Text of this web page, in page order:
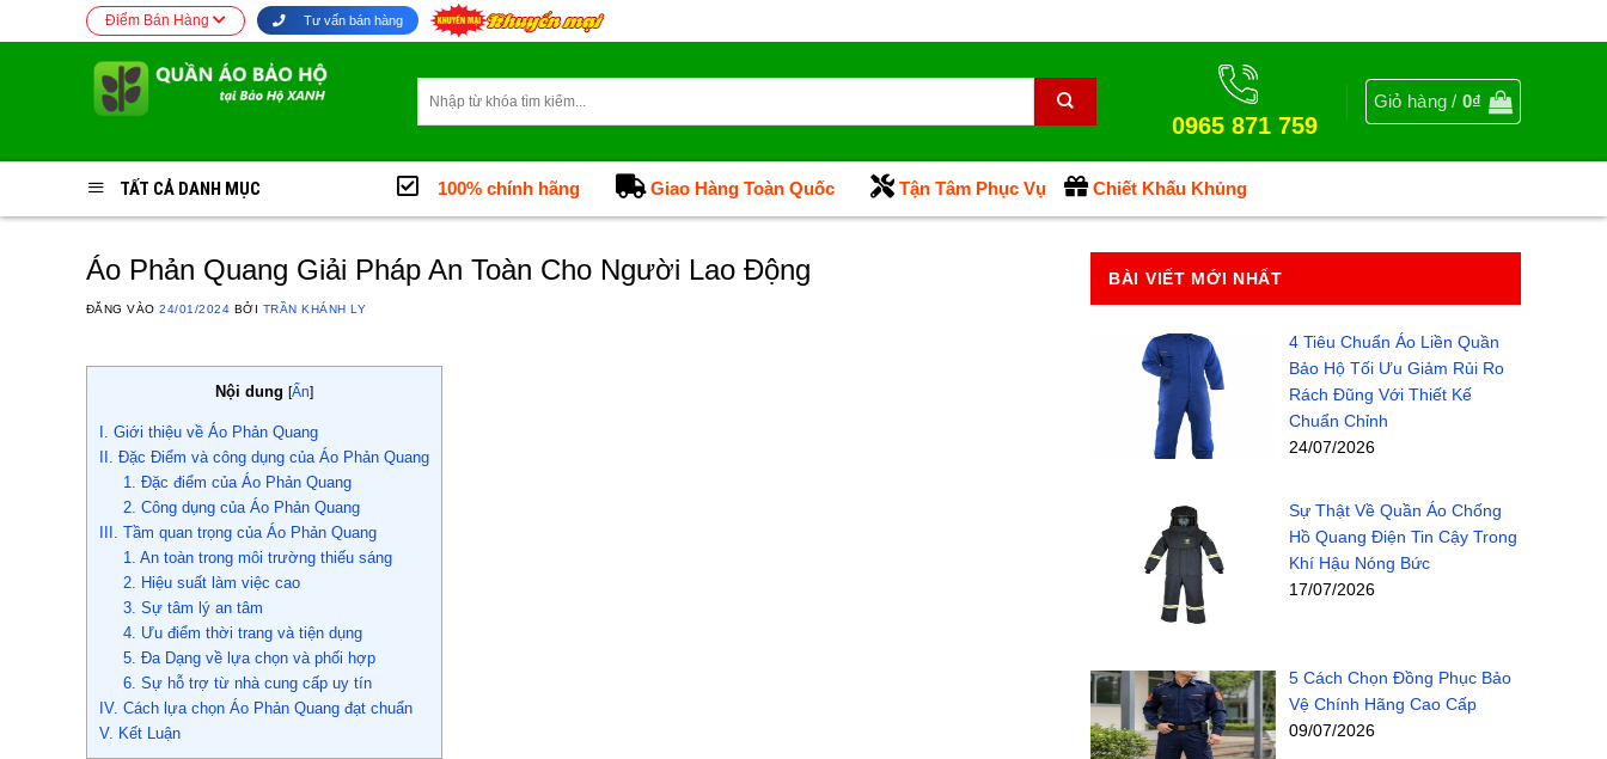
qua
Điểm Bán Hàng Tư vấn bán hàng
kiếm:
0965 871 759
Giỏ hàng /0₫
TẤT CẢ DANH MỤC 100% chính hãng Chiết Khấu Khủng
Giao Hàng Toàn Quốc Tận Tâm Phục Vụ
Áo Phản Quang Giải Pháp An Toàn Cho Người Lao Động
ĐĂNG VÀO24/01/2024 BỞI TRẦN KHÁNH LY
Nội dung [Ẩn]
I. Giới thiệu về Áo Phản Quang
II. Đặc Điểm và công dụng của Áo Phản Quang
1. Đặc điểm của Áo Phản Quang
2. Công dụng của Áo Phản Quang
III. Tầm quan trọng của Áo Phản Quang
1. An toàn trong môi trường thiếu sáng
2. Hiệu suất làm việc cao
3. Sự tâm lý an tâm
4. Ưu điểm thời trang và tiện dụng
5. Đa Dạng về lựa chọn và phối hợp
6. Sự hỗ trợ từ nhà cung cấp uy tín
IV. Cách lựa chọn Áo Phản Quang đạt chuẩn
V. Kết Luận
BÀI VIẾT MỚI NHẤT
4 Tiêu Chuẩn Áo Liền Quần
Bảo Hộ Tối Ưu Giảm Rủi Ro
Rách Đũng Với Thiết Kế
Chuẩn Chỉnh
24/07/2026
Sự Thật Về Quần Áo Chống
Hồ Quang Điện Tin Cậy Trong
Khí Hậu Nóng Bức
17/07/2026
5 Cách Chọn Đồng Phục Bảo
Vệ Chính Hãng Cao Cấp
09/07/2026